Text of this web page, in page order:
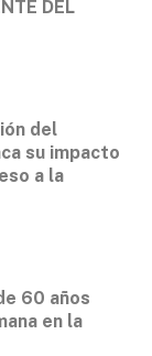
DEL
del
su impacto
a la
60 años
en la